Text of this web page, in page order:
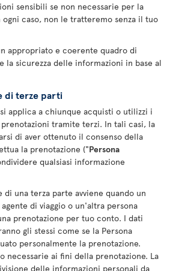
sensibili se non necessarie per la
caso, non le tratteremo senza il tuo
appropriato e coerente quadro di
la sicurezza delle informazioni in base al
di terze parti
applica a chiunque acquisti o utilizzi i
tramite terzi. In tali casi, la
di aver ottenuto il consenso della
la prenotazione ("Persona
qualsiasi informazione
di una terza parte avviene quando un
di viaggio o un'altra persona
prenotazione per tuo conto. I dati
gli stessi come se la Persona
personalmente la prenotazione.
necessarie ai fini della prenotazione. La
delle informazioni personali da